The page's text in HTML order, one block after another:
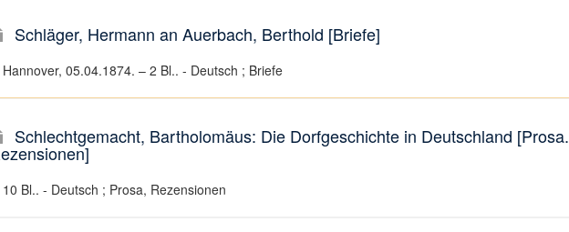
Schläger, Hermann an Auerbach, Berthold [Briefe]
Hannover, 05.04.1874. – 2 Bl.. - Deutsch ; Briefe
Schlechtgemacht, Bartholomäus: Die Dorfgeschichte in Deutschland [Prosa.
10 Bl.. - Deutsch ; Prosa, Rezensionen